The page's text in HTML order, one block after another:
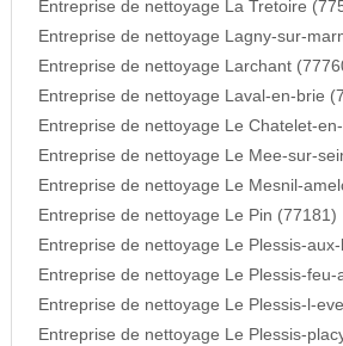
Entreprise de nettoyage La Tretoire
Entreprise de nettoyage Lagny-sur-
Entreprise de nettoyage Larchant
Entreprise de nettoyage Laval-en-brie
Entreprise de nettoyage Le Chatelet-
Entreprise de nettoyage Le Mee-sur-
Entreprise de nettoyage Le Mesnil-
Entreprise de nettoyage Le Pin (77181)
Entreprise de nettoyage Le Plessis-
Entreprise de nettoyage Le Plessis-feu-
Entreprise de nettoyage Le Plessis-l-
Entreprise de nettoyage Le Plessis-